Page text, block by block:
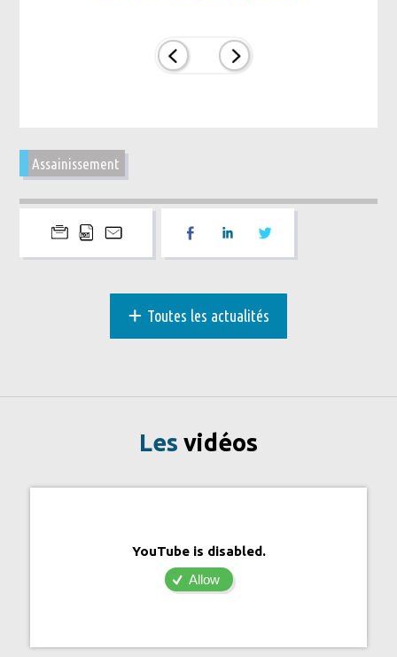
Assainissement
+ Toutes les actualités
Les vidéos
YouTube is disabled.
Allow